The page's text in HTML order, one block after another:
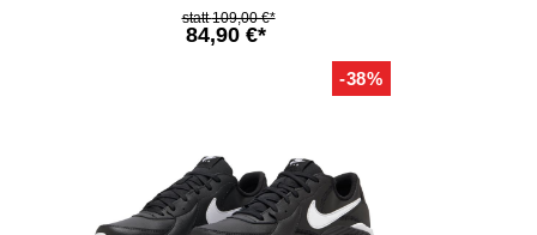
84,90 €*
109,00 €*
-38%